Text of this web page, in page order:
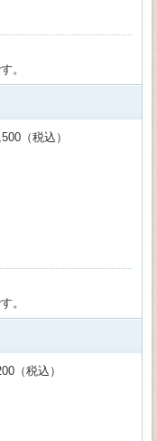
。
（税込）
。
（税込）